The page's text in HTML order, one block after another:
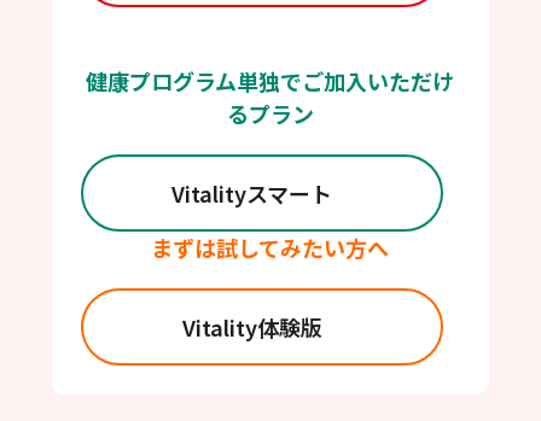
健康プログラム単独でご加入いただけ
るプラン
Vitalityスマート
まずは試してみたい方へ
Vitality体験版